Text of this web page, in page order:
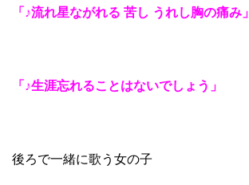
「♪流れ星ながれる 苦し うれし胸の痛み」
「♪生涯忘れることはないでしょう」
後ろで一緒に歌う女の子